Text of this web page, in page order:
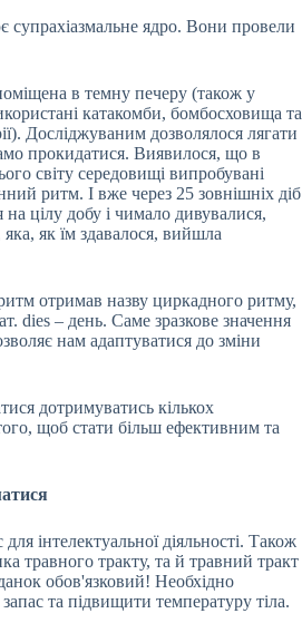
супрахіазмальне ядро. Вони провели
в темну печеру (також у
катакомби, бомбосховища та
Досліджуваним дозволялося лягати
прокидатися. Виявилося, що в
світу середовищі випробувані
ритм. І вже через 25 зовнішніх діб
на цілу добу і чимало дивувалися,
як їм здавалося, вийшла
отримав назву циркадного ритму,
dies – день. Саме зразкове значення
нам адаптуватися до зміни
дотримуватись кількох
щоб стати більш ефективним та
інтелектуальної діяльності. Також
травного тракту, та й травний тракт
обов'язковий! Необхідно
та підвищити температуру тіла.